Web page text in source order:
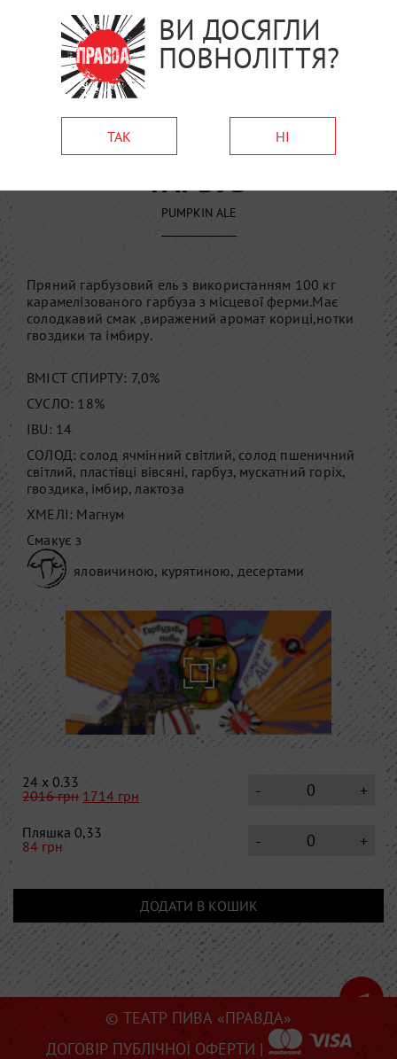
Мінімальна сума замовлення 400 грн. Доставку замовлень
від 1600 грн оплачують пивовари. Більше інформації
ГАРБУЗ
7,0%
PUMPKIN ALE
Пряний гарбузовий ель з використанням 100 кг
карамелізованого гарбуза з місцевої ферми.Має
солодкавий смак ,виражений аромат кориці,нотки
гвоздики та імбиру.
ВМІСТ СПИРТУ: 7,0%
СУСЛО: 18%
IBU: 14
СОЛОД: солод ячмінний світлий, солод пшеничний
світлий, пластівці вівсяні, гарбуз, мускатний горіх,
гвоздика, імбир, лактоза
ХМЕЛІ: Магнум
Смакує з
яловичиною, курятиною, десертами
24 x 0.33
2016грн 1714 грн +
-
Пляшка 0,33
84 грн +
-
ДОДАТИ В КОШИК
© ТЕАТР ПИВА «ПРАВДА»
ДОГОВІР ПУБЛІЧНОЇ ОФЕРТИ |
ВИ ДОСЯГЛИ
ПОВНОЛІТТЯ?
ТАК НІ